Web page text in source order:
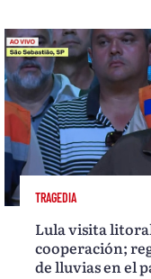
TRAGEDIA
Lula visita
cooperación;
de lluvias en el